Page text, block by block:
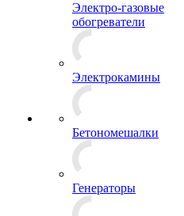
Электро-газовые
обогреватели
Электрокамины
Бетономешалки
Генераторы